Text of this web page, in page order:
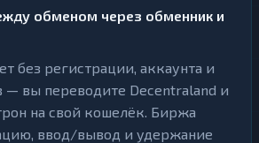
обменом через обменник и
без регистрации, аккаунта и
— вы переводите Decentraland и
на свой кошелёк. Биржа
ввод/вывод и удержание